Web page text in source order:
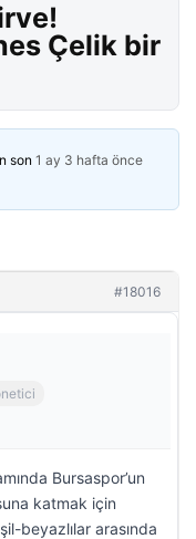
Çelik bir
son 1 ay 3 hafta önce
#18016
Bursaspor’un
katmak için
beyazlılar arasında